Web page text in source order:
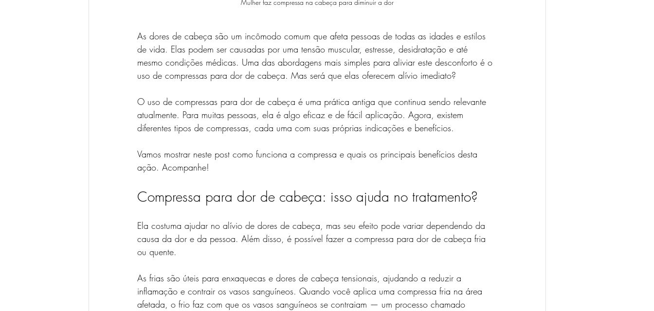
Mulher faz compressa na cabeça para diminuir a dor
As dores de cabeça são um incômodo comum que afeta pessoas de todas as idades e estilos
de vida. Elas podem ser causadas por uma tensão muscular, estresse, desidratação e até
mesmo condições médicas. Uma das abordagens mais simples para aliviar este desconforto é o
uso de compressas para dor de cabeça. Mas será que elas oferecem alívio imediato?
O uso de compressas para dor de cabeça é uma prática antiga que continua sendo relevante
atualmente. Para muitas pessoas, ela é algo eficaz e de fácil aplicação. Agora, existem
diferentes tipos de compressas, cada uma com suas próprias indicações e benefícios.
Vamos mostrar neste post como funciona a compressa e quais os principais benefícios desta
ação. Acompanhe!
Compressa para dor de cabeça: isso ajuda no tratamento?
Ela costuma ajudar no alívio de dores de cabeça, mas seu efeito pode variar dependendo da
causa da dor e da pessoa. Além disso, é possível fazer a compressa para dor de cabeça fria
ou quente.
As frias são úteis para enxaquecas e dores de cabeça tensionais, ajudando a reduzir a
inflamação e contrair os vasos sanguíneos. Quando você aplica uma compressa fria na área
afetada, o frio faz com que os vasos sanguíneos se contraiam — um processo chamado